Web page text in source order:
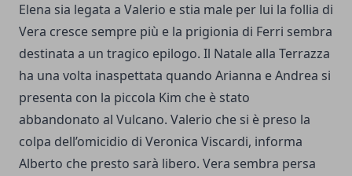
Elena sia legata a Valerio e stia male per lui la follia di
Vera cresce sempre più e la prigionia di Ferri sembra
destinata a un tragico epilogo. Il Natale alla Terrazza
ha una volta inaspettata quando Arianna e Andrea si
presenta con la piccola Kim che è stato
abbandonato al Vulcano. Valerio che si è preso la
colpa dell’omicidio di Veronica Viscardi, informa
Alberto che presto sarà libero. Vera sembra persa